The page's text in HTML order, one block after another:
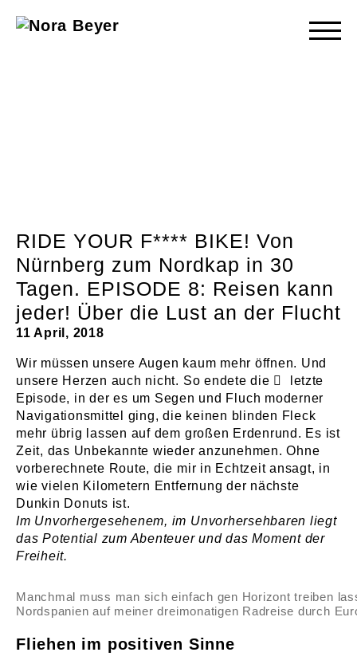
RIDE YOUR F**** BIKE! Von
Nürnberg zum Nordkap in 30
Tagen. EPISODE 8: Reisen kann
jeder! Über die Lust an der Flucht
11 April, 2018
Wir müssen unsere Augen kaum mehr öffnen. Und
unsere Herzen auch nicht. So endete die
letzte
Episode, in der es um Segen und Fluch moderner
Navigationsmittel ging, die keinen blinden Fleck
mehr übrig lassen auf dem großen Erdenrund. Es ist
Zeit, das Unbekannte wieder anzunehmen. Ohne
vorberechnete Route, die mir in Echtzeit ansagt, in
wie vielen Kilometern Entfernung der nächste
Dunkin Donuts ist.
Im Unvorhergesehenem, im Unvorhersehbaren liegt
das Potential zum Abenteuer und das Moment der
Freiheit.
Manchmal muss man sich einfach gen Horizont treiben
Nordspanien auf meiner dreimonatigen Radreise durch
Fliehen im positiven Sinne